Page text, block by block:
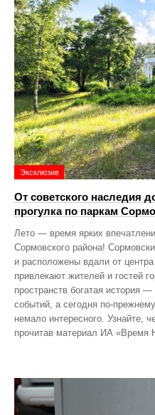
Эксклюзив
От советского наследия
прогулка по паркам
Лето — время ярких
Сормовского района!
и расположены вдали от
привлекают жителей и гостей
пространств богатая история
событий, а сегодня
немало интересного. Узнайте,
прочитав материал ИА «Время